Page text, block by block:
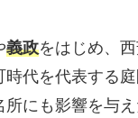
義政をはじめ、
代を代表する
所にも影響を与